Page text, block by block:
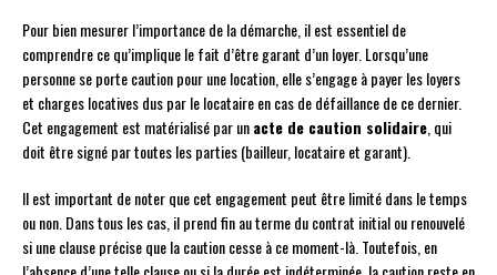
Pour bien mesurer l’importance de la démarche, il est essentiel de
comprendre ce qu’implique le fait d’être garant d’un loyer. Lorsqu’une
personne se porte caution pour une location, elle s’engage à payer les loyers
et charges locatives dus par le locataire en cas de défaillance de ce dernier.
Cet engagement est matérialisé par unacte de caution solidaire , qui
doit être signé par toutes les parties (bailleur, locataire et garant).
Il est important de noter que cet engagement peut être limité dans le temps
ou non. Dans tous les cas, il prend fin au terme du contrat initial ou renouvelé
si une clause précise que la caution cesse à ce moment-là. Toutefois, en